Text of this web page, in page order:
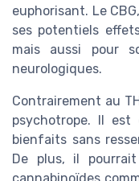
euphorisant. Le
ses potentiels
mais aussi pour
neurologiques.
Contrairement au
psychotrope. Il est
bienfaits sans
De plus, il